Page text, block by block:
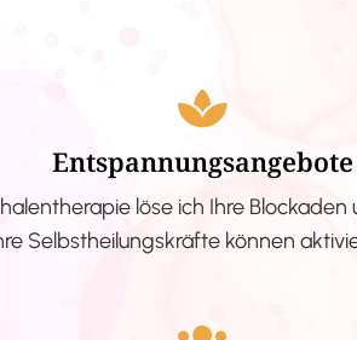
Entspannungsangebote
löse ich Ihre
Selbstheilungskräfte können